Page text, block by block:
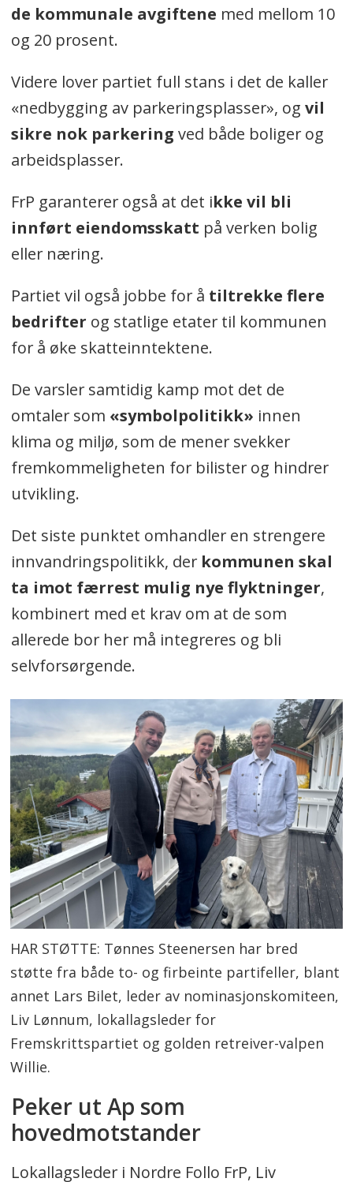
de kommunale avgiftene med mellom 10
og 20 prosent.
Videre lover partiet full stans i det de kaller
«nedbygging av parkeringsplasser», og vil
sikre nok parkering ved både boliger og
arbeidsplasser.
FrP garanterer også at det ikke vil bli
innført eiendomsskatt på verken bolig
eller næring.
Partiet vil også jobbe for å tiltrekke flere
bedrifter og statlige etater til kommunen
for å øke skatteinntektene.
De varsler samtidig kamp mot det de
omtaler som «symbolpolitikk» innen
klima og miljø, som de mener svekker
fremkommeligheten for bilister og hindrer
utvikling.
Det siste punktet omhandler en strengere
innvandringspolitikk, der kommunen skal
ta imot færrest mulig nye flyktninger,
kombinert med et krav om at de som
allerede bor her må integreres og bli
selvforsørgende.
HAR STØTTE: Tønnes Steenersen har bred
støtte fra både to- og firbeinte partifeller, blant
annet Lars Bilet, leder av nominasjonskomiteen,
Liv Lønnum, lokallagsleder for
Fremskrittspartiet og golden retreiver-valpen
Willie.
Peker ut Ap som
hovedmotstander
Lokallagsleder i Nordre Follo FrP, Liv